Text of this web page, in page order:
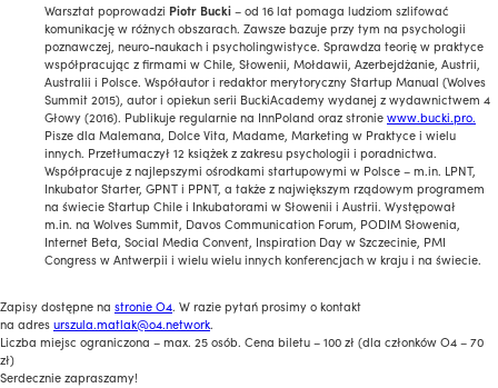
Warsztat poprowadzi Piotr Bucki– od 16 lat pomaga ludziom szlifować
komunikację w różnych obszarach. Zawsze bazuje przy tym na psychologii
poznawczej, neuro-naukach i psycholingwistyce. Sprawdza teorię w praktyce
współpracując z firmami w Chile, Słowenii, Mołdawii, Azerbejdżanie, Austrii,
Australii i Polsce. Współautor i redaktor merytoryczny Startup Manual (Wolves
Summit 2015), autor i opiekun serii BuckiAcademy wydanej z wydawnictwem 4
Głowy (2016). Publikuje regularnie na InnPoland oraz stroniewww.bucki.pro.
Pisze dla Malemana, Dolce Vita, Madame, Marketing w Praktyce i wielu
innych. Przetłumaczył 12 książek z zakresu psychologii i poradnictwa.
Współpracuje z najlepszymi ośrodkami startupowymi w Polsce – m.in. LPNT,
Inkubator Starter, GPNT i PPNT, a także z największym rządowym programem
na świecie Startup Chile i Inkubatorami w Słowenii i Austrii. Występował
m.in. na Wolves Summit, Davos Communication Forum, PODIM Słowenia,
Internet Beta, Social Media Convent, Inspiration Day w Szczecinie, PMI
Congress w Antwerpii i wielu wielu innych konferencjach w kraju i na świecie.
Zapisy dostępne na stronie O4. W razie pytań prosimy o kontakt
na adresurszula.matlak@o4.network.
Liczba miejsc ograniczona – max. 25 osób. Cena biletu – 100 zł (dla członków O4 – 70
zł)
Serdecznie zapraszamy!